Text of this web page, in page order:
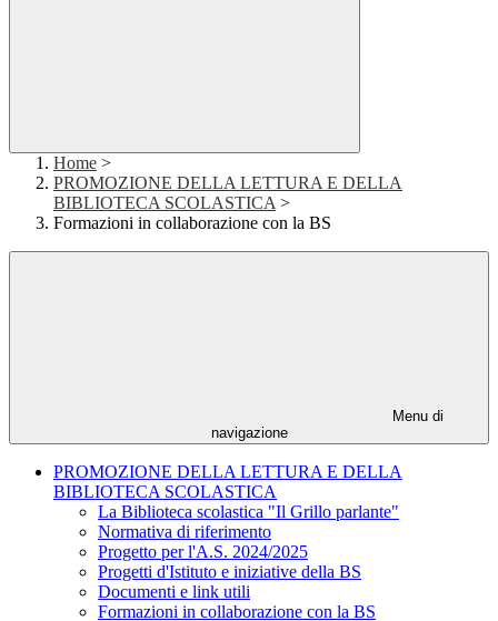
Home >
PROMOZIONE DELLA LETTURA E DELLA
BIBLIOTECA SCOLASTICA >
Formazioni in collaborazione con la BS
Menu di
navigazione
PROMOZIONE DELLA LETTURA E DELLA
BIBLIOTECA SCOLASTICA
La Biblioteca scolastica "Il Grillo parlante"
Normativa di riferimento
Progetto per l'A.S. 2024/2025
Progetti d'Istituto e iniziative della BS
Documenti e link utili
Formazioni in collaborazione con la BS